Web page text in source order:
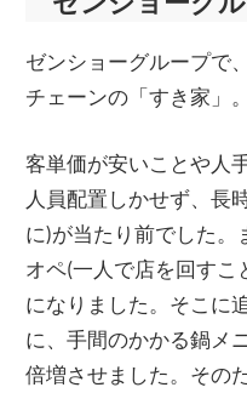
ゼンショーグループで
チェーンの「すき家」。
客単価が安いことや人
人員配置しかせず、長
に)が当たり前でした
オペ(一人で店を回すこ
になりました。そこに
に、手間のかかる鍋メ
倍増させました。その